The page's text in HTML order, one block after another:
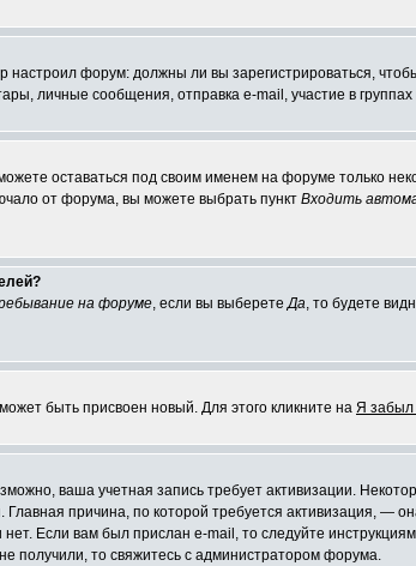
настроил форум: должны ли вы зарегистрироваться,
личные сообщения, отправка e-mail, участие в
оставаться под своим именем на форуме только
от форума, вы можете выбрать пункт Входить
на форуме, если вы выберетеДа, то будете
быть присвоен новый. Для этого кликните на Я забыл
ваша учетная запись требует активизации.
причина, по которой требуется активизация,
Если вам был прислан e-mail, то следуйте
получили, то свяжитесь с администратором форума.